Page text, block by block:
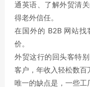
通英语、了解外贸清
得老外信任。
在国外的 B2B 网站找
价。
外贸这行的回头客特
客户，年收入轻松数百
唯一的缺点是，一些工